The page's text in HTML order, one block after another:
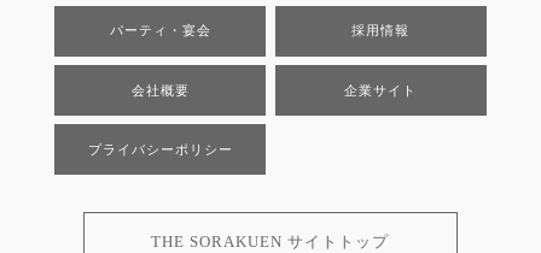
パーティ・宴会 採用情報
会社概要 企業サイト
プライバシーポリシー
THE SORAKUEN サイトトップ